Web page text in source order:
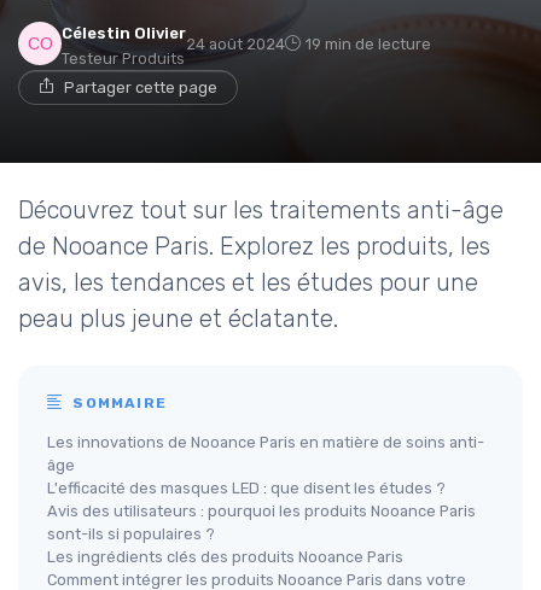
Célestin Olivier
Testeur Produits
24 août 2024 19 min de lecture
Partager cette page
Découvrez tout sur les traitements anti-âge
de Nooance Paris. Explorez les produits, les
avis, les tendances et les études pour une
peau plus jeune et éclatante.
SOMMAIRE
Les innovations de Nooance Paris en matière de soins anti-
âge
L'efficacité des masques LED : que disent les études ?
Avis des utilisateurs : pourquoi les produits Nooance Paris
sont-ils si populaires ?
Les ingrédients clés des produits Nooance Paris
Comment intégrer les produits Nooance Paris dans votre